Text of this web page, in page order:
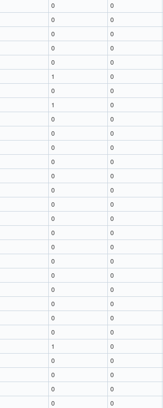
0 0
0 0
0 0
0 0
0 0
1 0
0 0
1 0
0 0
0 0
0 0
0 0
0 0
0 0
0 0
0 0
0 0
0 0
0 0
0 0
0 0
0 0
0 0
0 0
1 0
0 0
0 0
0 0
0 0